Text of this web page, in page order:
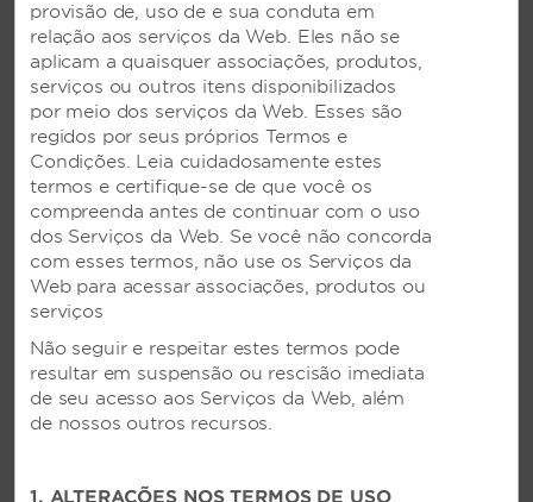
Quartos e comodidades
Já pensamos em tudo
Ficar longe não significa ter que abrir mão do
conforto e da praticidade. Nossos quartos muito
bem projetados e cuidadosamente decorados,
incluem camas confortáveis WynRest
de banho Blue Harmony®, o que há de mais recente
provisão de, uso de e sua conduta em
relação aos serviços da Web. Eles não se
aplicam a quaisquer associações, produtos,
serviços ou outros itens disponibilizados
por meio dos serviços da Web. Esses são
regidos por seus próprios Termos e
Condições. Leia cuidadosamente estes
termos e certifique-se de que você os
compreenda antes de continuar com o uso
dos Serviços da Web. Se você não concorda
com esses termos, não use os Serviços da
Web para acessar associações, produtos ou
serviços
Não seguir e respeitar estes termos pode
resultar em suspensão ou rescisão imediata
de seu acesso aos Serviços da Web, além
de nossos outros recursos.
1. ALTERAÇÕES NOS TERMOS DE USO